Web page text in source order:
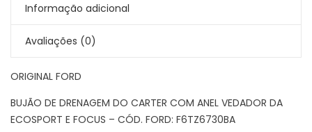
Informação adicional
Avaliações (0)
ORIGINAL FORD
BUJÃO DE DRENAGEM DO CARTER COM ANEL VEDADOR DA
ECOSPORT E FOCUS – CÓD. FORD: F6TZ6730BA